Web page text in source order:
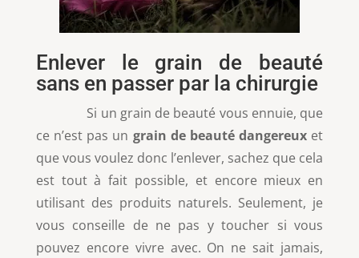
Enlever le grain de beauté
sans en passer par la chirurgie
Si un grain de beauté vous ennuie, que
ce n’est pas un grain de beauté dangereux et
que vous voulez donc l’enlever, sachez que cela
est tout à fait possible, et encore mieux en
utilisant des produits naturels. Seulement, je
vous conseille de ne pas y toucher si vous
pouvez encore vivre avec. On ne sait jamais,